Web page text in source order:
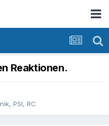
Reaktionen.
PSI, RC